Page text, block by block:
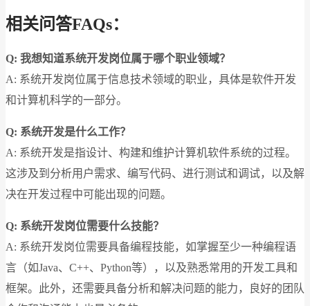
相关问答FAQs：
Q: 我想知道系统开发岗位属于哪个职业领域？
A: 系统开发岗位属于信息技术领域的职业，具体是软件开发
和计算机科学的一部分。
Q: 系统开发是什么工作？
A: 系统开发是指设计、构建和维护计算机软件系统的过程。
这涉及到分析用户需求、编写代码、进行测试和调试，以及解
决在开发过程中可能出现的问题。
Q: 系统开发岗位需要什么技能？
A: 系统开发岗位需要具备编程技能，如掌握至少一种编程语
言（如Java、C++、Python等），以及熟悉常用的开发工具和
框架。此外，还需要具备分析和解决问题的能力，良好的团队